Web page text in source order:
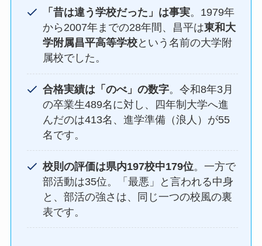
「昔は違う学校だった」は事実。1979年
から2007年までの28年間、昌平は東和大
学附属昌平高等学校という名前の大学附
属校でした。
合格実績は「のべ」の数字。令和8年3月
の卒業生489名に対し、四年制大学へ進
んだのは413名、進学準備（浪人）が55
名です。
校則の評価は県内197校中179位。一方で
部活動は35位。「最悪」と言われる中身
と、部活の強さは、同じ一つの校風の裏
表です。